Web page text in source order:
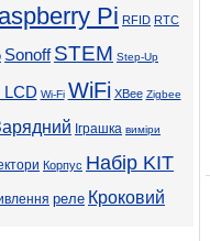
Pi RFID RTC
Sonoff STEM Step-Up
LCD Wi-Fi WiFi XBee Zigbee
Іграшка виміри
Корпус Набір KIT
реле Кроковий